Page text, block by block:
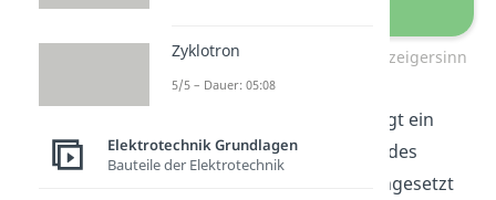
Elektronenbewegung im Uhrzeigersinn
erzeugt ein
Magnetfeld, welches dem des
entgegengesetzt
Zyklotron
5/5 – Dauer: 05:08
Elektrotechnik Grundlagen
Bauteile der Elektrotechnik